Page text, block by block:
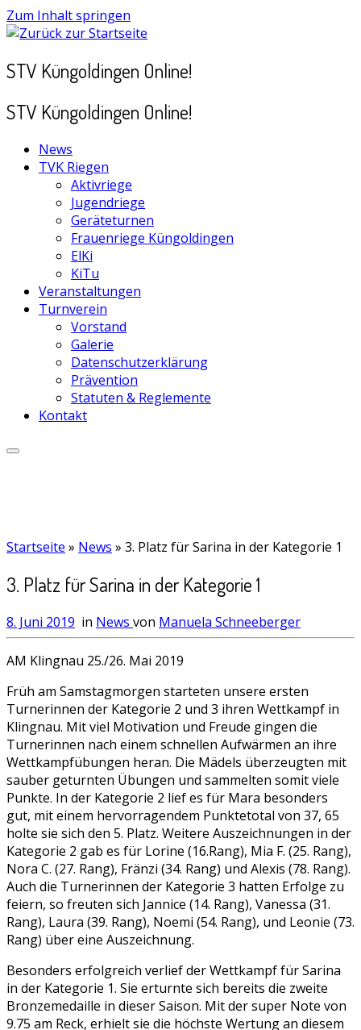
Zum Inhalt springen
STV Küngoldingen Online!
STV Küngoldingen Online!
News
TVK Riegen
Aktivriege
Jugendriege
Geräteturnen
Frauenriege Küngoldingen
ElKi
KiTu
Veranstaltungen
Turnverein
Vorstand
Galerie
Datenschutzerklärung
Prävention
Statuten & Reglemente
Kontakt
Startseite » News » 3. Platz für Sarina in der Kategorie 1
3. Platz für Sarina in der Kategorie 1
8. Juni 2019 in News von Manuela Schneeberger
AM Klingnau 25./26. Mai 2019
Früh am Samstagmorgen starteten unsere ersten
Turnerinnen der Kategorie 2 und 3 ihren Wettkampf in
Klingnau. Mit viel Motivation und Freude gingen die
Turnerinnen nach einem schnellen Aufwärmen an ihre
Wettkampfübungen heran. Die Mädels überzeugten mit
sauber geturnten Übungen und sammelten somit viele
Punkte. In der Kategorie 2 lief es für Mara besonders
gut, mit einem hervorragendem Punktetotal von 37, 65
holte sie sich den 5. Platz. Weitere Auszeichnungen in der
Kategorie 2 gab es für Lorine (16.Rang), Mia F. (25. Rang),
Nora C. (27. Rang), Fränzi (34. Rang) und Alexis (78. Rang).
Auch die Turnerinnen der Kategorie 3 hatten Erfolge zu
feiern, so freuten sich Jannice (14. Rang), Vanessa (31.
Rang), Laura (39. Rang), Noemi (54. Rang), und Leonie (73.
Rang) über eine Auszeichnung.
Besonders erfolgreich verlief der Wettkampf für Sarina
in der Kategorie 1. Sie erturnte sich bereits die zweite
Bronzemedaille in dieser Saison. Mit der super Note von
9.75 am Reck, erhielt sie die höchste Wertung an diesem